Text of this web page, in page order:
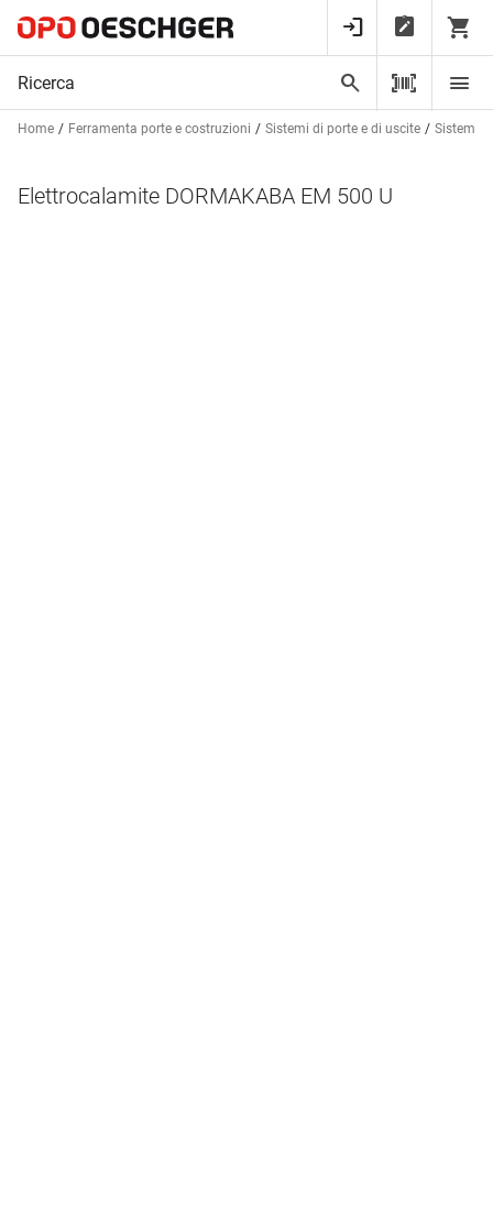
Home Ferramenta porte e costruzioni Sistemi di porte e di uscite Sistemi
Elettrocalamite DORMAKABA EM 500 U